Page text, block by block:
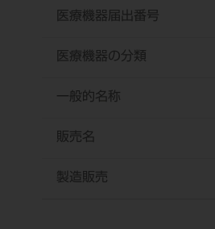
医療機器届出番号
医療機器の分類
一般的名称
販売名
製造販売